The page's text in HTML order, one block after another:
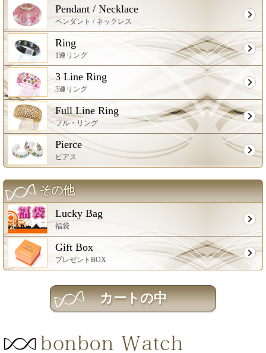
Pendant / Necklace
ペンダント / ネックレス
Ring
1連リング
3 Line Ring
3連リング
Full Line Ring
フル・リング
Pierce
ピアス
その他
Lucky Bag
福袋
Gift Box
プレゼントBOX